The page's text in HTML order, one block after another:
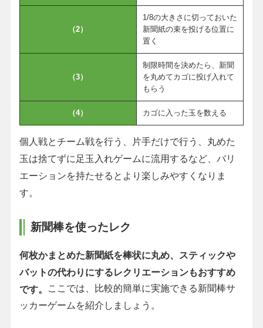
（2）
1/8の大きさに切っておいた
新聞紙の束を投げる位置に
置く
（3）
制限時間を決めたら、新聞
を丸めてカゴに投げ入れて
もらう
（4） カゴに入った玉を数える
個人戦とチーム戦を行う、片手だけで行う、丸めた
玉は捨てずに足玉入れゲームに流用するなど、バリ
エーションを持たせるとより楽しみやすくなりま
す。
新聞棒を使ったレク
何枚かまとめた新聞紙を棒状に丸め、スティックや
バットの代わりにするレクリエーションもおすすめ
です。
ここでは、比較的簡単に実施できる新聞棒サ
ッカーゲームを紹介しましょう。